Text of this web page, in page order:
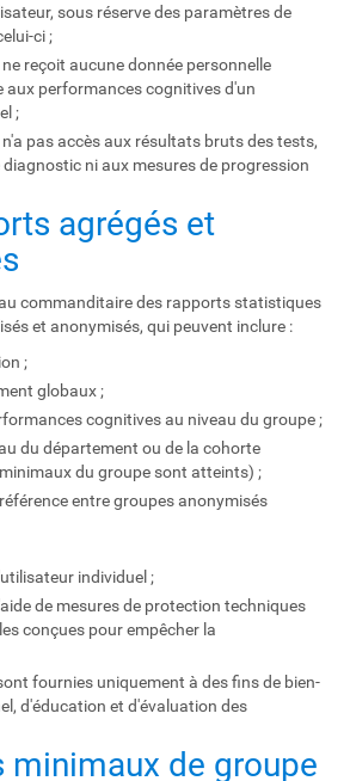
sous réserve des paramètres de
ci ;
reçoit aucune donnée personnelle
aux performances cognitives d'un
;
pas accès aux résultats bruts des tests,
ni aux mesures de progression
agrégés et
commanditaire des rapports statistiques
et anonymisés, qui peuvent inclure :
;
globaux ;
cognitives au niveau du groupe ;
du département ou de la cohorte
du groupe sont atteints) ;
entre groupes anonymisés
individuel ;
de mesures de protection techniques
conçues pour empêcher la
fournies uniquement à des fins de bien-
d'éducation et d'évaluation des
minimaux de groupe